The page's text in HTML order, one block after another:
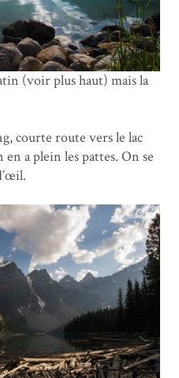
(voir plus haut) mais la
courte route vers le lac
a plein les pattes. On se